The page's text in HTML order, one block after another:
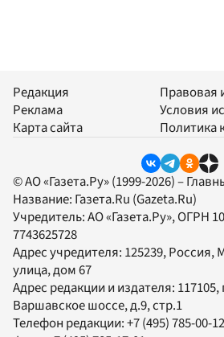
Редакция
Реклама
Карта сайта
Правовая
Условия
Политика
© АО «Газета.Ру» (1999-2026) –
Название: Газета.Ru (Gazeta.Ru)
Учредитель:АО «Газета.Ру», ОГРН
7743625728
Адрес учредителя: 125239, Россия,
улица, дом 67
Адрес редакции и издателя: 117105,
Варшавское шоссе, д.9, стр.1
Телефон редакции:+7 (495) 785-00-12